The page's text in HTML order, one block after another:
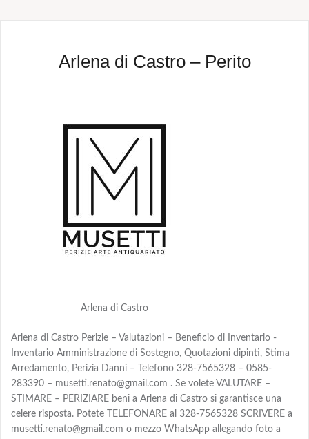
Arlena di Castro – Perito
Arlena di Castro
Arlena di Castro Perizie – Valutazioni – Beneficio di Inventario -
Inventario Amministrazione di Sostegno, Quotazioni dipinti, Stima
Arredamento, Perizia Danni – Telefono 328-7565328 – 0585-
283390 – musetti.renato@gmail.com . Se volete VALUTARE –
STIMARE – PERIZIARE beni a Arlena di Castro si garantisce una
celere risposta. Potete TELEFONARE al 328-7565328 SCRIVERE a
musetti.renato@gmail.com o mezzo WhatsApp allegando foto a